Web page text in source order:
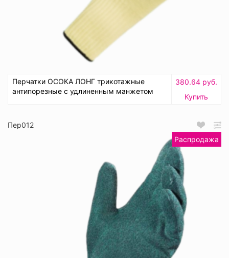
Перчатки ОСОКА ЛОНГ трикотажные
антипорезные с удлиненным манжетом
380.64 руб.
Купить
Пер012
Распродажа